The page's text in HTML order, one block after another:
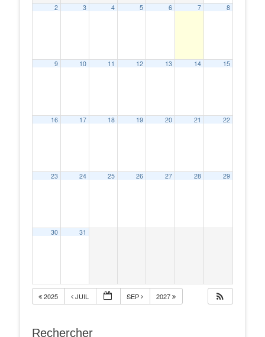
2 3 4 5 6 7 8
9 10 11 12 13 14 15
16 17 18 19 20 21 22
23 24 25 26 27 28 29
30 31
2025 JUIL SEP 2027
Rechercher